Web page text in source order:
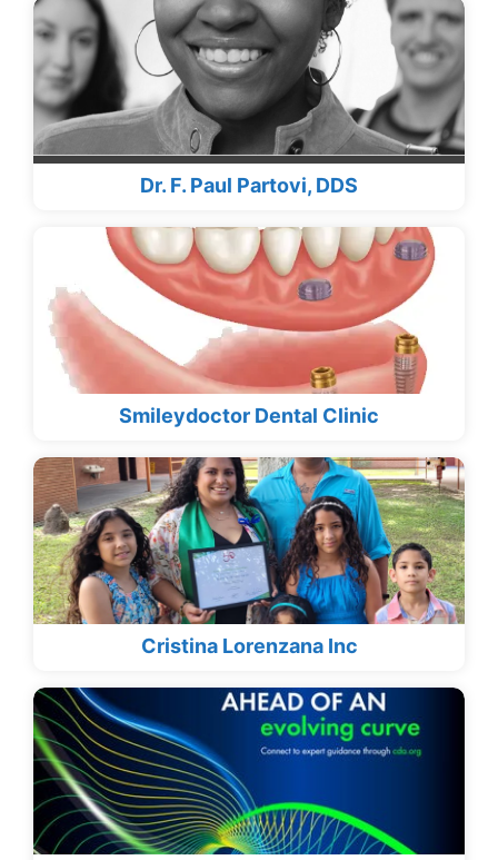
Dr. F. Paul Partovi, DDS
Smileydoctor Dental Clinic
Cristina Lorenzana Inc